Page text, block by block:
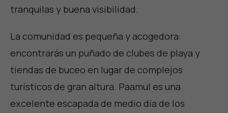
tranquilas y buena visibilidad.
La comunidad es pequeña y acogedora:
encontrarás un puñado de clubes de playa y
tiendas de buceo en lugar de complejos
turísticos de gran altura. Paamul es una
excelente escapada de medio día de los